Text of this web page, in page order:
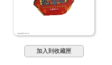
加入到收藏匣